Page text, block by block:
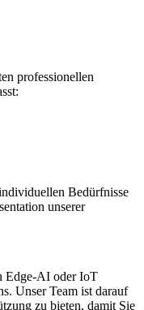
professionellen
Bedürfnisse
unserer
Edge-AI oder IoT
Unser Team ist darauf
zu bieten, damit Sie